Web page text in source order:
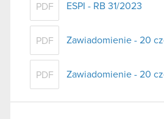
PDF ESPI - RB 31/2023
PDF Zawiadomienie - 20
PDF Zawiadomienie - 20